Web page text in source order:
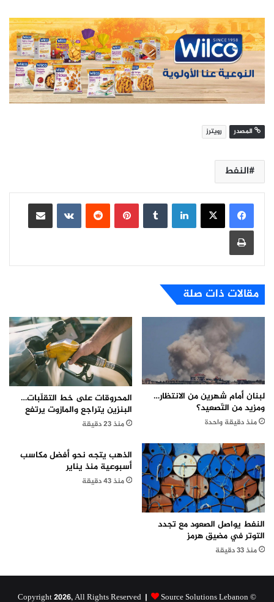
المصدر رويترز
النفط
لينكدإن بينتيريست
مشاركة عبر البريد
طباعة
مقالات ذات صلة
لبنان أمام شهرين من الانتظار…
ومزيد من التّصعيد؟
منذ دقيقة واحدة
المحروقات على خط التقلّبات…
البنزين يتراجع والمازوت يرتفع
منذ 23 دقيقة
النفط يواصل الصعود مع تجدد
التوتر في مضيق هرمز
منذ 33 دقيقة
الذهب يتجه نحو أفضل مكاسب
أسبوعية منذ يناير
منذ 43 دقيقة
© Copyright 2026, All Rights Reserved |
Source Solutions Lebanon